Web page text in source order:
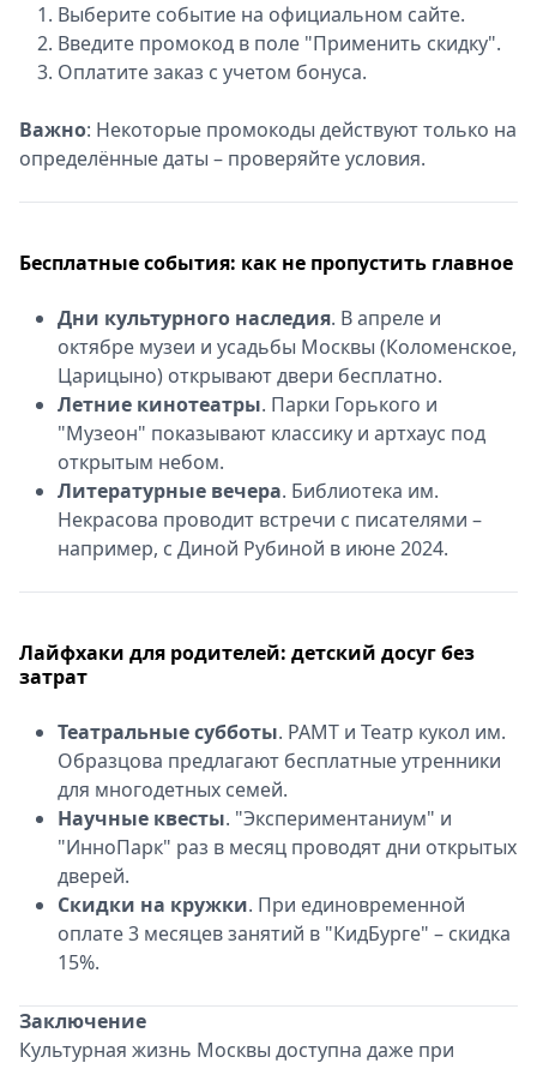
Выберите событие на официальном сайте.
Введите промокод в поле "Применить скидку".
Оплатите заказ с учетом бонуса.
Важно: Некоторые промокоды действуют только на
определённые даты – проверяйте условия.
Бесплатные события: как не пропустить главное
Дни культурного наследия. В апреле и
октябре музеи и усадьбы Москвы (Коломенское,
Царицыно) открывают двери бесплатно.
Летние кинотеатры. Парки Горького и
"Музеон" показывают классику и артхаус под
открытым небом.
Литературные вечера. Библиотека им.
Некрасова проводит встречи с писателями –
например, с Диной Рубиной в июне 2024.
Лайфхаки для родителей: детский досуг без
затрат
Театральные субботы. РАМТ и Театр кукол им.
Образцова предлагают бесплатные утренники
для многодетных семей.
Научные квесты. "Экспериментаниум" и
"ИнноПарк" раз в месяц проводят дни открытых
дверей.
Скидки на кружки. При единовременной
оплате 3 месяцев занятий в "КидБурге" – скидка
15%.
Заключение
Культурная жизнь Москвы доступна даже при